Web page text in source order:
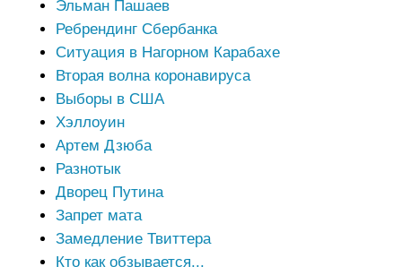
Эльман Пашаев
Ребрендинг Сбербанка
Ситуация в Нагорном Карабахе
Вторая волна коронавируса
Выборы в США
Хэллоуин
Артем Дзюба
Разнотык
Дворец Путина
Запрет мата
Замедление Твиттера
Кто как обзывается...